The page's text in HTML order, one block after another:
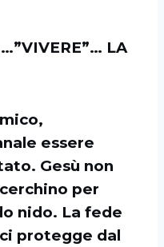
LA
essere
Gesù non
per
nido. La fede
protegge dal